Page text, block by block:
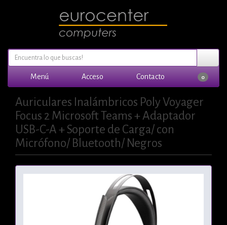
Menú Acceso Contacto 0
Auriculares Inalámbricos Poly Voyager
Focus 2 Microsoft Teams + Adaptador
USB-C-A + Soporte de Carga/ con
Micrófono/ Bluetooth/ Negros